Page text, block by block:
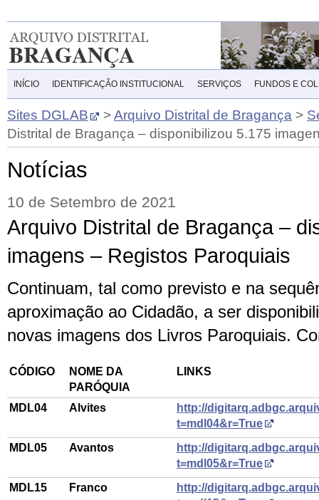
INÍCIO IDENTIFICAÇÃO INSTITUCIONAL SERVIÇOS FUNDOS E
Sites DGLAB >Arquivo Distrital de Bragança >
Distrital de Bragança – disponibilizou 5.175
Notícias
10 de Setembro de 2021
Arquivo Distrital de Bragança –
imagens – Registos Paroquiais
Continuam, tal como previsto e na
aproximação ao Cidadão, a ser
novas imagens dos Livros Paroquiais.
CÓDIGO
NOME DA
PARÓQUIA
LINKS
MDL04 Alvites
http://
t=mdl04&r=True
MDL05
Avantos
http://
t=mdl05&r=True
MDL15
Franco
http://